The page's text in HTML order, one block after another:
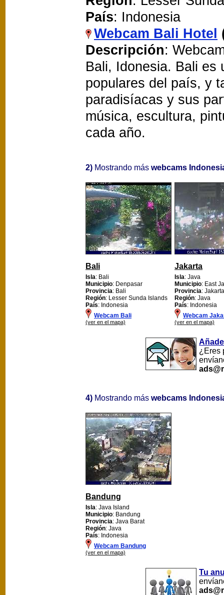
País: Indonesia
Webcam Bali Hotel
Descripción:
Bali, Idonesia. Bali es
populares del país, y
paradisíacas y sus
música, escultura,
cada año.
2) Mostrando más webcams
Bali
Isla: Bali
Municipio: Denpasar
Provincia: Bali
Región: Lesser Sunda Islands
País: Indonesia
Webcam Bali
(ver en el mapa)
Jakarta
Isla: Java
Municipio: East
Provincia: Jakarta
Región: Java
País: Indonesia
Webcam
(ver en el mapa)
¿Eres
4) Mostrando más webcams
Bandung
Isla: Java Island
Municipio: Bandung
Provincia: Java Barat
Región: Java
País: Indonesia
Webcam Bandung
(ver en el mapa)
Tu